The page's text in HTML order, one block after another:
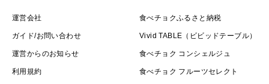
運営会社
ガイド/お問い合わせ
運営からのお知らせ
利用規約
食べチョクふるさと納税
Vivid TABLE（ビビッドテーブル）
食べチョク コンシェルジュ
食べチョク フルーツセレクト